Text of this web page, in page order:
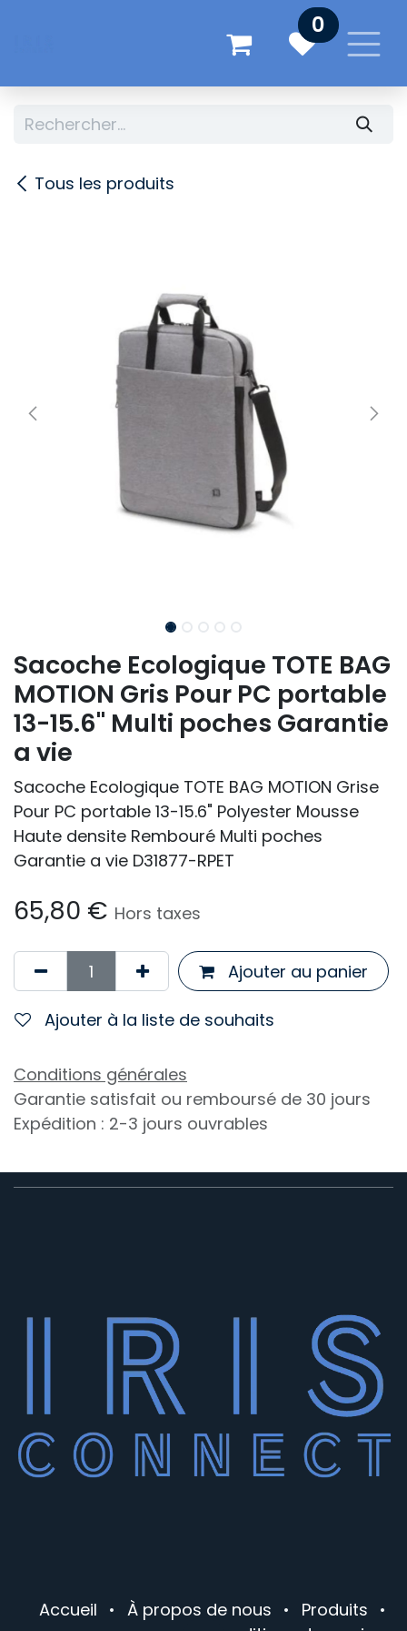
0
Tous les produits
Sacoche Ecologique TOTE BAG
MOTION Gris Pour PC portable
13-15.6" Multi poches Garantie
a vie
Sacoche Ecologique TOTE BAG MOTION Grise
Pour PC portable 13-15.6" Polyester Mousse
Haute densite Rembouré Multi poches
Garantie a vie D31877-RPET
65,80 € Hors taxes
Ajouter au panier
Ajouter à la liste de souhaits
Conditions générales
Garantie satisfait ou remboursé de 30 jours
Expédition : 2-3 jours ouvrables
Accueil • À propos de nous • Produits •